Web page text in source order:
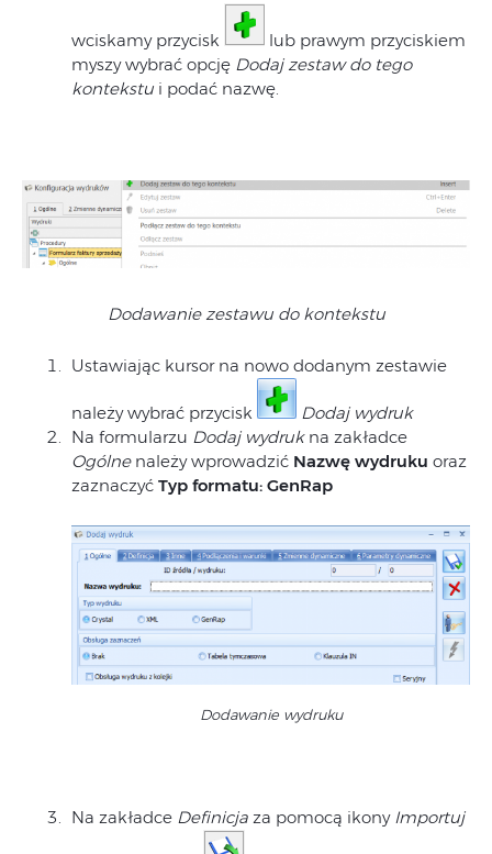
wciskamy przycisk
lub prawym przyciskiem
myszy wybrać opcję Dodaj zestaw do tego
kontekstu i podać nazwę.
Dodawanie zestawu do kontekstu
Ustawiając kursor na nowo dodanym zestawie
należy wybrać przycisk
Dodaj wydruk
Na formularzu Dodaj wydrukna zakładce
Ogólnenależy wprowadzić Nazwę wydruku oraz
zaznaczyć Typ formatu: GenRap
Dodawanie wydruku
Na zakładce Definicja za pomocą ikony Importuj